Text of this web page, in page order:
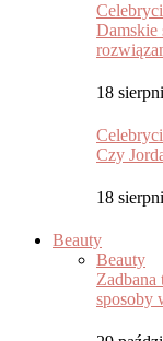
Celebryci
Damskie
18
Celebryci
Czy
18
Beauty
Beauty
Zadbana
sposoby